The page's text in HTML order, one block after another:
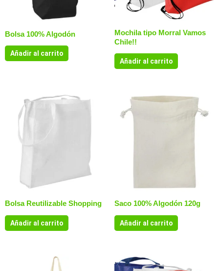
Bolsa 100% Algodón
Añadir al carrito
Mochila tipo Morral Vamos
Chile!!
Añadir al carrito
Bolsa Reutilizable Shopping
Añadir al carrito
Saco 100% Algodón 120g
Añadir al carrito